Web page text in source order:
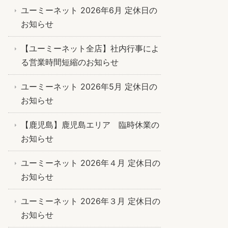
ユーミーネット 2026年6月 定休日の
お知らせ
【ユーミーネット全店】社内行事によ
る営業時間短縮のお知らせ
ユーミーネット 2026年5月 定休日の
お知らせ
【鹿児島】鹿児島エリア 臨時休業の
お知らせ
ユーミーネット 2026年４月 定休日の
お知らせ
ユーミーネット 2026年３月 定休日の
お知らせ